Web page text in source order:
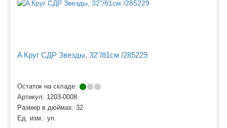
A Круг СДР Звезды, 32"/81см /285229
Остаток на складе:
Артикул: 1203-0008
Размер в дюймах: 32
Ед. изм.: уп.